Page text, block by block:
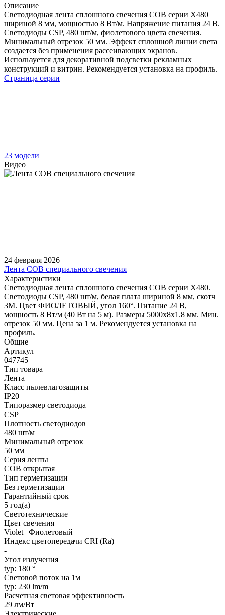
Описание
Светодиодная лента сплошного свечения COB серии X480
шириной 8 мм, мощностью 8 Вт/м. Напряжение питания 24 В.
Светодиоды CSP, 480 шт/м, фиолетового цвета свечения.
Минимальный отрезок 50 мм. Эффект сплошной линии света
создается без применения рассеивающих экранов.
Используется для декоративной подсветки рекламных
конструкций и витрин. Рекомендуется установка на профиль.
Страница серии
23 модели
Видео
24 февраля 2026
Лента COB специального свечения
Характеристики
Светодиодная лента сплошного свечения COB серии X480.
Светодиоды CSP, 480 шт/м, белая плата шириной 8 мм, скотч
3M. Цвет ФИОЛЕТОВЫЙ, угол 160°. Питание 24 В,
мощность 8 Вт/м (40 Вт на 5 м). Размеры 5000х8х1.8 мм. Мин.
отрезок 50 мм. Цена за 1 м. Рекомендуется установка на
профиль.
Общие
Артикул
047745
Тип товара
Лента
Класс пылевлагозащиты
IP20
Типоразмер светодиода
CSP
Плотность светодиодов
480 шт/м
Минимальный отрезок
50 мм
Серия ленты
COB открытая
Тип герметизации
Без герметизации
Гарантийный срок
5 год(а)
Светотехнические
Цвет свечения
Violet | Фиолетовый
Индекс цветопередачи CRI (Ra)
-
Угол излучения
typ: 180 °
Световой поток на 1м
typ: 230 lm/m
Расчетная световая эффективность
29 лм/Вт